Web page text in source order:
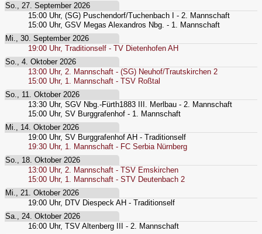
So., 27. September 2026
15:00 Uhr, (SG) Puschendorf/Tuchenbach I - 2. Mannschaft
15:00 Uhr, GSV Megas Alexandros Nbg. - 1. Mannschaft
Mi., 30. September 2026
19:00 Uhr, Traditionself - TV Dietenhofen AH
So., 4. Oktober 2026
13:00 Uhr, 2. Mannschaft - (SG) Neuhof/Trautskirchen 2
15:00 Uhr, 1. Mannschaft - TSV Roßtal
So., 11. Oktober 2026
13:30 Uhr, SGV Nbg.-Fürth1883 III. Merlbau - 2. Mannschaft
15:00 Uhr, SV Burggrafenhof - 1. Mannschaft
Mi., 14. Oktober 2026
19:00 Uhr, SV Burggrafenhof AH - Traditionself
19:30 Uhr, 1. Mannschaft - FC Serbia Nürnberg
So., 18. Oktober 2026
13:00 Uhr, 2. Mannschaft - TSV Emskirchen
15:00 Uhr, 1. Mannschaft - STV Deutenbach 2
Mi., 21. Oktober 2026
19:00 Uhr, DTV Diespeck AH - Traditionself
Sa., 24. Oktober 2026
16:00 Uhr, TSV Altenberg III - 2. Mannschaft